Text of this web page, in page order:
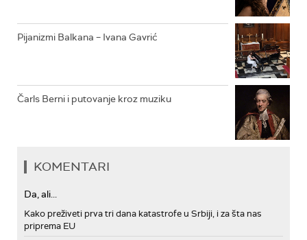
Pijanizmi Balkana – Ivana Gavrić
Čarls Berni i putovanje kroz muziku
KOMENTARI
Da, ali...
Kako preživeti prva tri dana katastrofe u Srbiji, i za šta nas
priprema EU